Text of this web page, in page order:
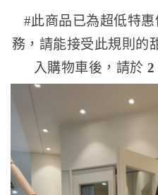
#此商品已為超低特
務，請能接受此規則的
入購物車後，請於 2